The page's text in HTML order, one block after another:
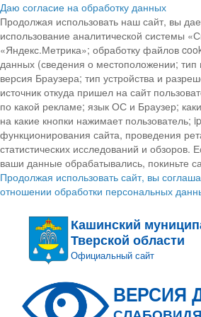
Даю согласие на обработку данных
Продолжая использовать наш сайт, вы
использование аналитической системы
«Яндекс.Метрика»; обработку файлов
данных (сведения о местоположении;
версия Браузера; тип устройства и
источник откуда пришел на сайт
по какой рекламе; язык ОС и Браузер;
на какие кнопки нажимает пользователь;
функционирования сайта, проведения
статистических исследований и обзоров.
ваши данные обрабатывались, покиньте
Продолжая использовать сайт, вы
отношении обработки персональных